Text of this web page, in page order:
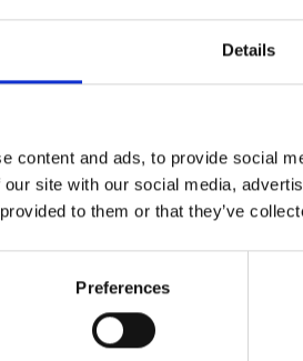
Details
content and ads, to provide social
site with our social media,
to them or that they’ve
Preferences